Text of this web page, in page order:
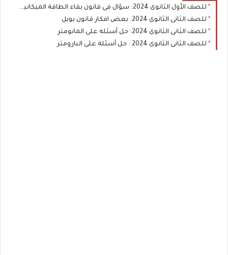
للصف الأول الثانوى 2024: سؤال فى قانون بقاء الطاقة الميكانيكية
للصف الثانى الثانوى 2024: بعض افكار قانون بويل
للصف الثانى الثانوى 2024: حل أسئلة على المانومتر
للصف الثانى الثانوى 2024 : حل أسئلة على البارومتر